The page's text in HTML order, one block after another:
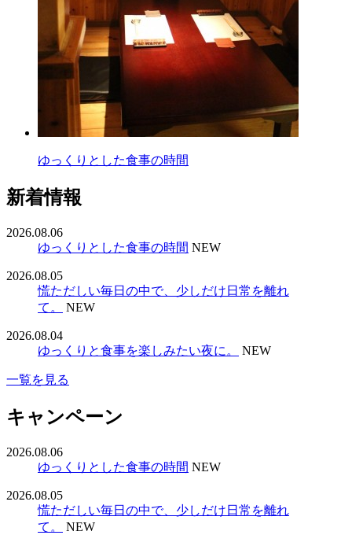
ゆっくりとした食事の時間
新着情報
2026.08.06
ゆっくりとした食事の時間 NEW
2026.08.05
慌ただしい毎日の中で、少しだけ日常を離れ
て。
NEW
2026.08.04
ゆっくりと食事を楽しみたい夜に。
NEW
一覧を見る
キャンペーン
2026.08.06
ゆっくりとした食事の時間 NEW
2026.08.05
慌ただしい毎日の中で、少しだけ日常を離れ
て。
NEW